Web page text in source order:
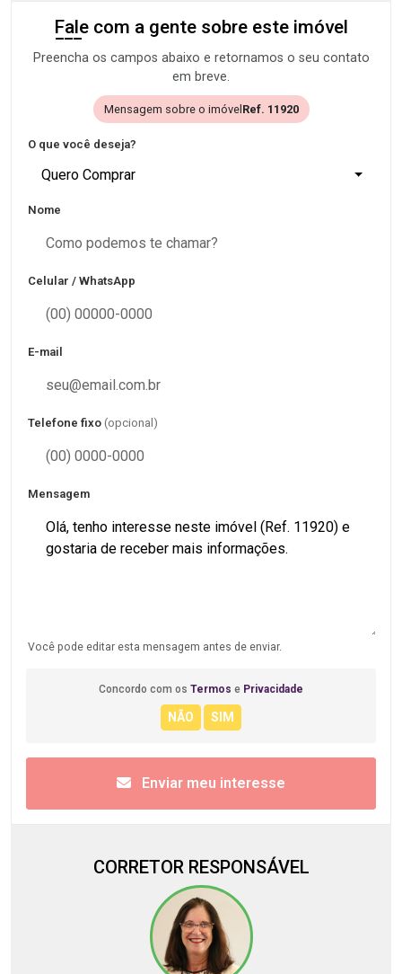
Fale com a gente sobre este imóvel
Preencha os campos abaixo e retornamos o seu contato
em breve.
Mensagem sobre o imóvel Ref. 11920
O que você deseja?
Quero Comprar
Nome
Celular / WhatsApp
E-mail
Telefone fixo (opcional)
Mensagem
Você pode editar esta mensagem antes de enviar.
Concordo com os Termos e Privacidade
Enviar meu interesse
CORRETOR RESPONSÁVEL